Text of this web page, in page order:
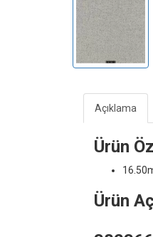
Açıklama
Ürün
Ürün